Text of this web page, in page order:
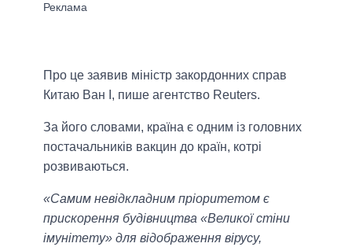
Про це заявив міністр закордонних справ
Китаю Ван І, пише агентство Reuters.
За його словами, країна є одним із головних
постачальників вакцин до країн, котрі
розвиваються.
«Самим невідкладним пріоритетом є
прискорення будівництва «Великої стіни
імунітету» для відображення вірусу,